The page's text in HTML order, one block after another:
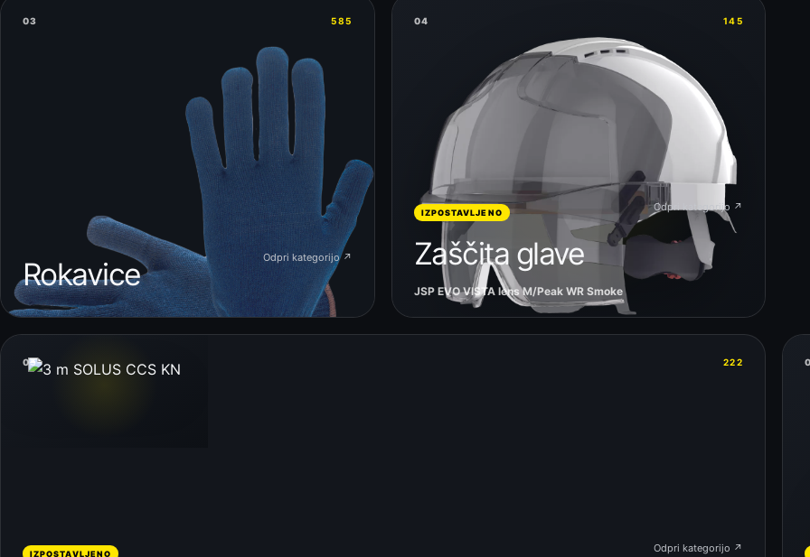
03 585
Rokavice Odpri kategorijo ↗
04 145
IZPOSTAVLJENO
Zaščita glave
JSP EVO VISTA lens M/Peak WR Smoke
Odpri kategorijo ↗
05 222
IZPOSTAVLJENO Odpri kategorijo ↗